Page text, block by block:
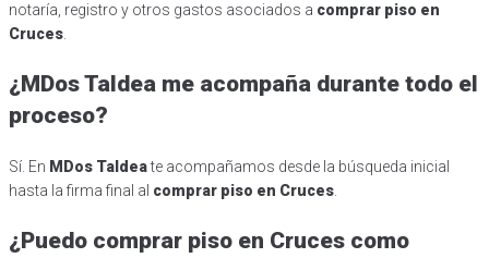
notaría, registro y otros gastos asociados a comprar piso en
Cruces
¿MDos Taldea me acompaña durante todo el
proceso?
Sí. En MDos Taldeate acompañamos desde la búsqueda inicial
hasta la firma final al comprar piso en Cruces
¿Puedo comprar piso en Cruces como